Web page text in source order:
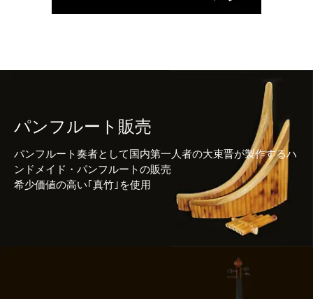
パンフルート販売
パンフルート奏者として国内第一人者の大束晋が製作するハ
ンドメイド・パンフルートの販売
希少価値の高い｢真竹｣を使用